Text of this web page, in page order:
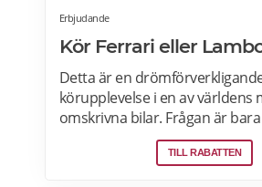
Erbjudande
Kör Ferrari eller
Detta är en
körupplevelse i en av världens
omskrivna bilar. Frågan är
välja Ferrari eller Lamborghini.
börjar med genomgång av
TILL RABATTEN